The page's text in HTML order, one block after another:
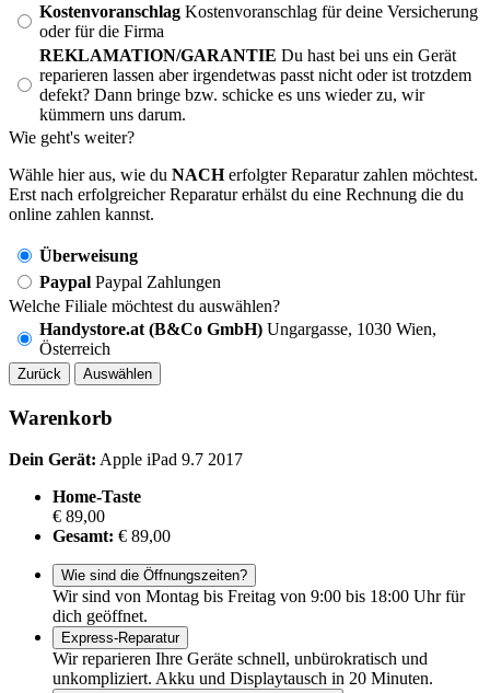
Kostenvoranschlag Kostenvoranschlag für deine Versicherung
oder für die Firma
REKLAMATION/GARANTIE Du hast bei uns ein Gerät
reparieren lassen aber irgendetwas passt nicht oder ist trotzdem
defekt? Dann bringe bzw. schicke es uns wieder zu, wir
kümmern uns darum.
Wie geht's weiter?
Wähle hier aus, wie du NACHerfolgter Reparatur zahlen möchtest.
Erst nach erfolgreicher Reparatur erhälst du eine Rechnung die du
online zahlen kannst.
Überweisung
Paypal Paypal Zahlungen
Welche Filiale möchtest du auswählen?
Handystore.at (B&Co GmbH) Ungargasse, 1030 Wien,
Österreich
Zurück Auswählen
Warenkorb
Dein Gerät: Apple iPad 9.7 2017
Home-Taste
€ 89,00
Gesamt: € 89,00
Wie sind die Öffnungszeiten?
Wir sind von Montag bis Freitag von 9:00 bis 18:00 Uhr für
dich geöffnet.
Express-Reparatur
Wir reparieren Ihre Geräte schnell, unbürokratisch und
unkompliziert. Akku und Displaytausch in 20 Minuten.